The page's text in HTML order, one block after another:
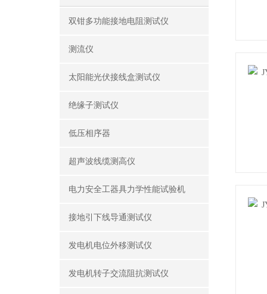
双钳多功能接地电阻测试仪
测流仪
太阳能光伏接线盒测试仪
绝缘子测试仪
低压相序器
超声波线缆测高仪
电力安全工器具力学性能试验机
接地引下线导通测试仪
发电机电位外移测试仪
发电机转子交流阻抗测试仪